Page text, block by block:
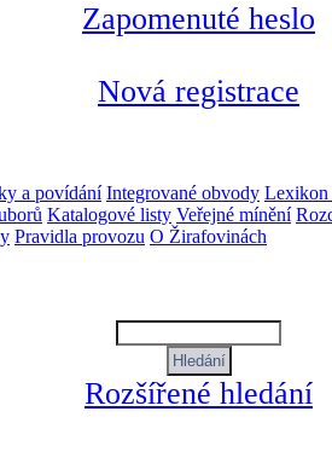
Zapomenuté heslo
Nová registrace
a povídání Integrované obvody Lexikon
Katalogové listy Veřejné mínění
Pravidla provozu O Žirafovinách
Rozšířené hledání